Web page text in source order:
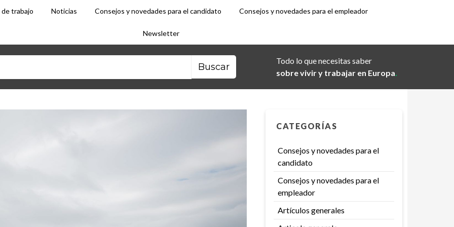
trabajo Noticias Consejos y novedades para el candidato Consejos y novedades para el empleador
Newsletter
Todo lo que necesitas saber
sobre vivir y trabajar en Europa.
CATEGORÍAS
Consejos y novedades para el
candidato
Consejos y novedades para el
empleador
Artículos generales